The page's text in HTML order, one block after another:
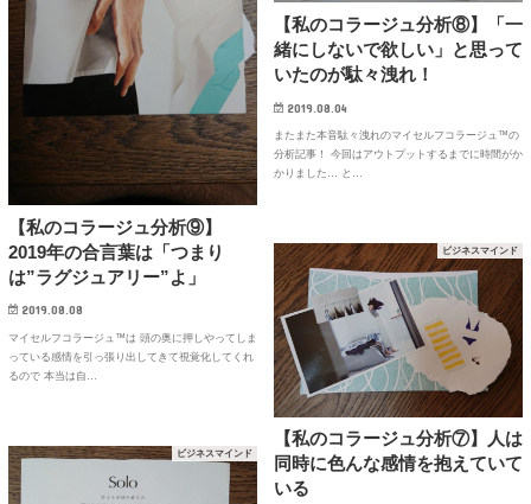
【私のコラージュ分析⑨】
2019年の合言葉は「つまり
は”ラグジュアリー”よ」
2019.08.08
マイセルフコラージュ™は 頭の奥に押しやってしま
っている感情を引っ張り出してきて視覚化してくれ
るので 本当は自…
【私のコラージュ分析⑧】「一
緒にしないで欲しい」と思って
いたのが駄々洩れ！
2019.08.04
またまた本音駄々洩れのマイセルフコラージュ™の
分析記事！ 今回はアウトプットするまでに時間がか
かりました… と…
ビジネスマインド
【私のコラージュ分析⑦】人は
同時に色んな感情を抱えていて
いる
ビジネスマインド